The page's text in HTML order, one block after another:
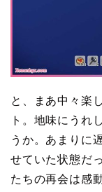
と、まあ中々楽
ト。地味にうれ
うか。あまりに
せていた状態だ
たちの再会は感